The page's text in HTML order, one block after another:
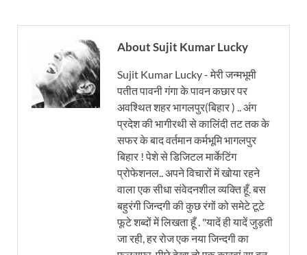
About Sujit Kumar Lucky
Sujit Kumar Lucky - मेरी जन्मभूमी
पतीत पावनी गंगा के पावन कछार पर
अवश्थित शहर भागलपुर(बिहार ) .. अंग
प्रदेश की भागीरथी से कालिंदी तट तक के
सफर के बाद वर्तमान कर्मभूमि भागलपुर
बिहार ! पेशे से डिजिटल मार्केटिंग
प्रोफेशनल.. अपने विचारों में खोया रहने
वाला एक सीधा संवेदनशील व्यक्ति हूँ. बस
बहुरंगी जिन्दगी की कुछ रंगों को समेटे टूटे
फूटे शब्दों में लिखता हूँ . "यादें ही यादें जुड़ती
जा रही, हर रोज एक नया जिन्दगी का